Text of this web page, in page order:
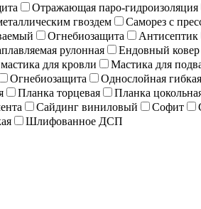
Отражающая паро-гидроизоляция
гвоздем
Саморез с
Огнебиозащита Антисептик
рулонная Ендовный ковер
мастика для кровли Мастика для
Огнебиозащита Однослойная
Планка торцевая Планка
Сайдинг виниловый Софит
Шлифованное ДСП